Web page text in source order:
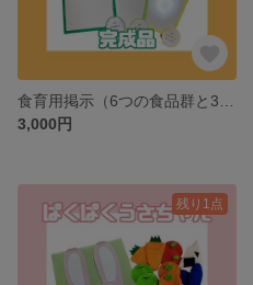
3,000円
残り1点